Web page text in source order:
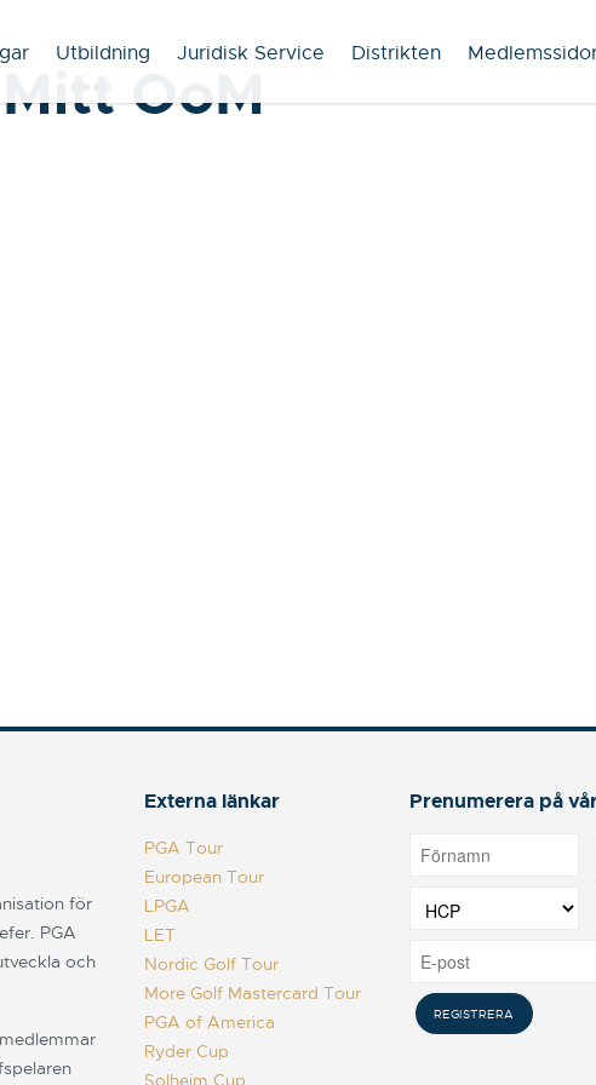
Utbildning Juridisk Service Distrikten
Mitt OoM
för
PGA
och
Externa länkar
PGA Tour
European Tour
LPGA
LET
Nordic Golf Tour
More Golf Mastercard Tour
PGA of America
Ryder Cup
Solheim Cup
Prenumerera på